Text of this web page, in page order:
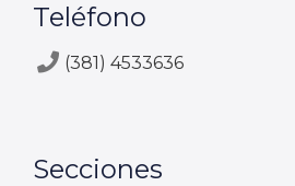
Teléfono
(381) 4533636
Secciones